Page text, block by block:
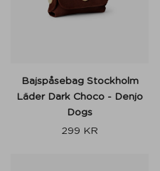
Bajspåsebag Stockholm
Läder Dark Choco - Denjo
Dogs
299 KR